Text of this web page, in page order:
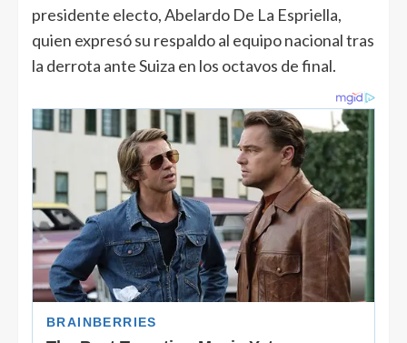
presidente electo, Abelardo De La Espriella,
quien expresó su respaldo al equipo nacional tras
la derrota ante Suiza en los octavos de final.